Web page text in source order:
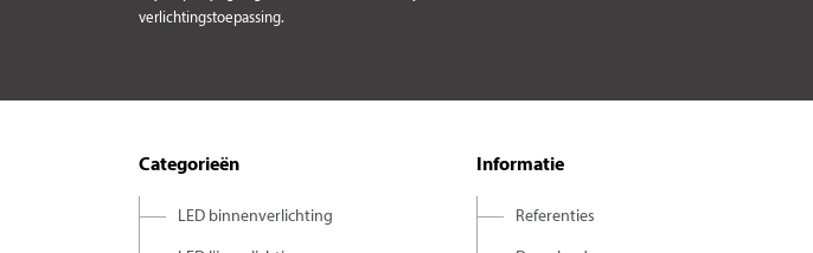
verlichtingstoepassing.
Categorieën
LED binnenverlichting
Informatie
Referenties